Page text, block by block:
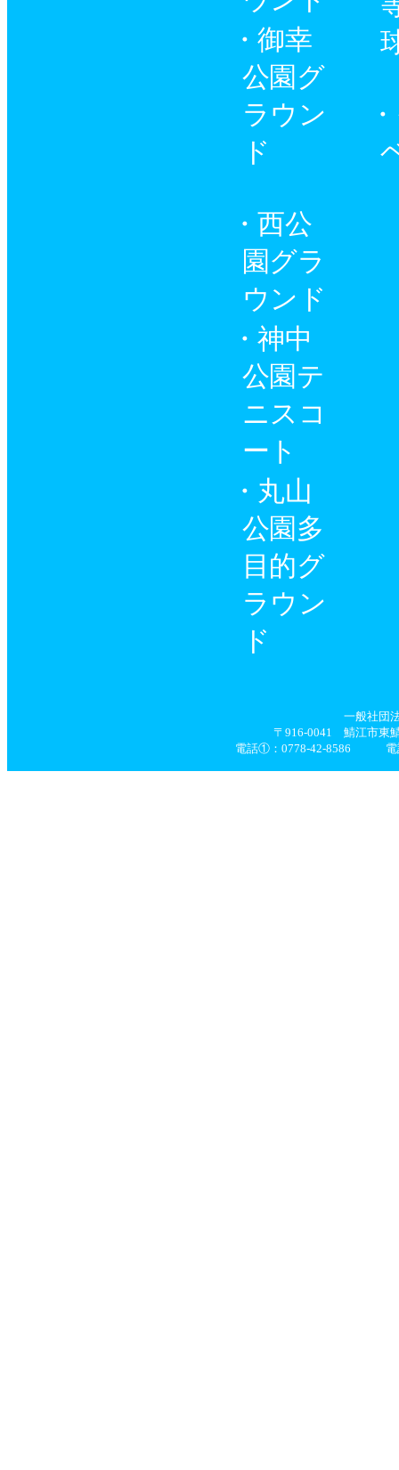
御幸
公園グ
ラウン
ド
西公
園グラ
ウンド
神中
公園テ
ニスコ
ート
丸山
公園多
目的グ
ラウン
ド
一般社団
〒916-0041 鯖江市東
電話①：0778-42-8586 電